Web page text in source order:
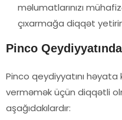
məlumatlarınızı
çıxarmağa diqqət
Pinco
Pinco qeydiyyatını
verməmək üçün diqqətli
aşağıdakılardır: